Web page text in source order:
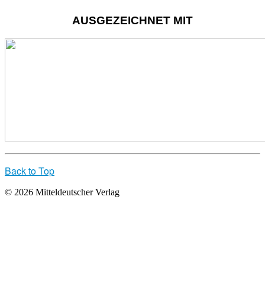
AUSGEZEICHNET MIT
Back to Top
© 2026 Mitteldeutscher Verlag